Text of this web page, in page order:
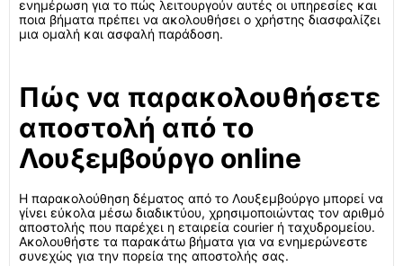
ενημέρωση για το πώς λειτουργούν αυτές οι υπηρεσίες και
ποια βήματα πρέπει να ακολουθήσει ο χρήστης διασφαλίζει
μια ομαλή και ασφαλή παράδοση.
Πώς να παρακολουθήσετε
αποστολή από το
Λουξεμβούργο online
Η παρακολούθηση δέματος από το Λουξεμβούργο μπορεί να
γίνει εύκολα μέσω διαδικτύου, χρησιμοποιώντας τον αριθμό
αποστολής που παρέχει η εταιρεία courier ή ταχυδρομείου.
Ακολουθήστε τα παρακάτω βήματα για να ενημερώνεστε
συνεχώς για την πορεία της αποστολής σας.